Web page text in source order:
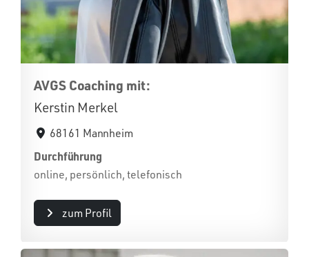
AVGS Coaching mit:
Kerstin Merkel
68161 Mannheim
Durchführung
online, persönlich, telefonisch
zum Profil